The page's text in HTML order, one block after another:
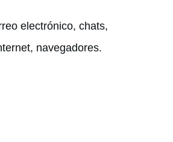
electrónico, chats,
navegadores.